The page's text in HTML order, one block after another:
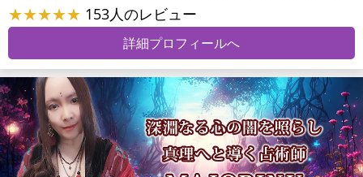
★★★★★ 153人のレビュー
詳細プロフィールへ